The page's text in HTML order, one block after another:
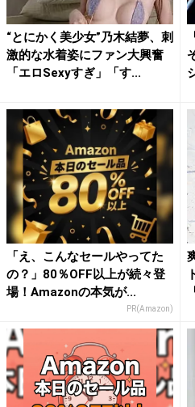
“とにかく美少女”乃木結夢、刺
激的な水着姿にファン大興奮
「エロSexyすぎ」「す...
「え、こんなセールやってた
の？」80％OFF以上が続々登
場！Amazonの本気が...
PR(Amazon)